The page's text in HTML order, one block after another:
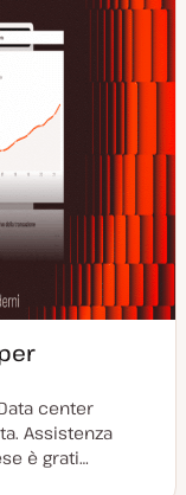
center
Assistenza
è grati…